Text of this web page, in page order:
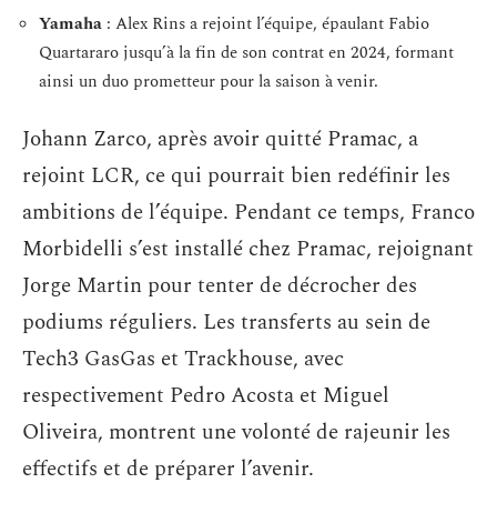
Yamaha : Alex Rins a rejoint l’équipe, épaulant Fabio
Quartararo jusqu’à la fin de son contrat en 2024, formant
ainsi un duo prometteur pour la saison à venir.
Johann Zarco, après avoir quitté Pramac, a
rejoint LCR, ce qui pourrait bien redéfinir les
ambitions de l’équipe. Pendant ce temps, Franco
Morbidelli s’est installé chez Pramac, rejoignant
Jorge Martin pour tenter de décrocher des
podiums réguliers. Les transferts au sein de
Tech3 GasGas et Trackhouse, avec
respectivement Pedro Acosta et Miguel
Oliveira, montrent une volonté de rajeunir les
effectifs et de préparer l’avenir.